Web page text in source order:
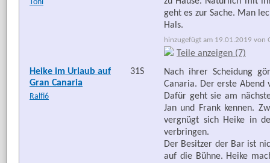
Toni
geht es zur Sache. Man
Hals.
hinzugefügt am 19.01.2019 von
Teile anzeigen (7)
Heike im Urlaub auf
Gran Canaria
Ralfi6
31S
Nach ihrer Scheidung
Canaria. Der erste
Dafür geht sie am
Jan und Frank kennen.
vergnügt sich Heike in
verbringen.
Der Besitzer der Bar ist
auf die Bühne. Heike